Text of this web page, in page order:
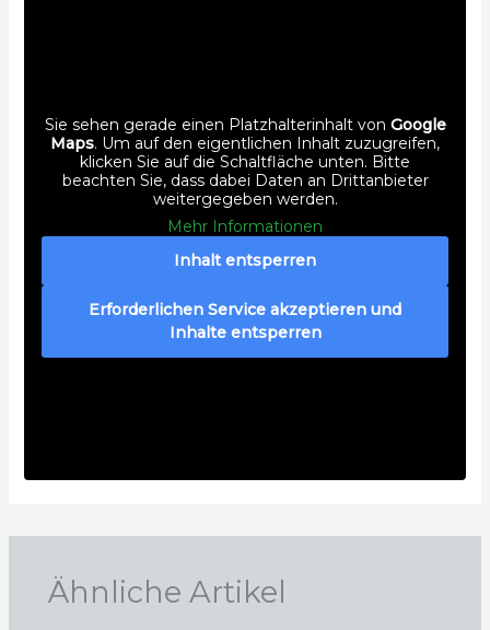
Sie sehen gerade einen Platzhalterinhalt von Google
Maps. Um auf den eigentlichen Inhalt zuzugreifen,
klicken Sie auf die Schaltfläche unten. Bitte
beachten Sie, dass dabei Daten an Drittanbieter
weitergegeben werden.
Mehr Informationen
Inhalt entsperren
Erforderlichen Service akzeptieren und
Inhalte entsperren
Ähnliche Artikel